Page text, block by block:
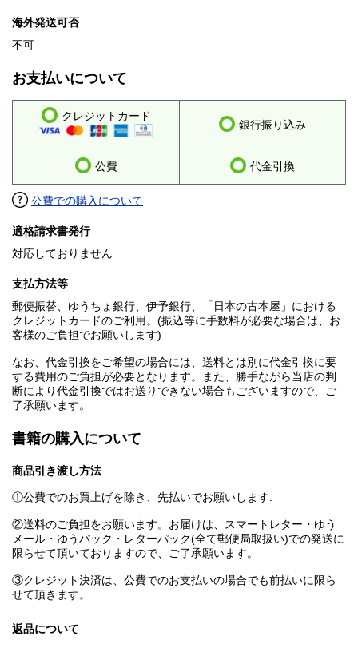
海外発送可否
不可
お支払いについて
クレジットカード
銀行振り込み
公費 代金引換
公費での購入について
適格請求書発行
対応しておりません
支払方法等
郵便振替、ゆうちょ銀行、伊予銀行、「日本の古本屋」における
クレジットカードのご利用。(振込等に手数料が必要な場合は、お
客様のご負担でお願いします)
なお、代金引換をご希望の場合には、送料とは別に代金引換に要
する費用のご負担が必要となります。また、勝手ながら当店の判
断により代金引換ではお送りできない場合もございますので、ご
了承願います。
書籍の購入について
商品引き渡し方法
①公費でのお買上げを除き、先払いでお願いします.
②送料のご負担をお願います。お届けは、スマートレター・ゆう
メール・ゆうパック・レターパック(全て郵便局取扱い)での発送に
限らせて頂いておりますので、ご了承願います。
③クレジット決済は、公費でのお支払いの場合でも前払いに限ら
せて頂きます。
返品について